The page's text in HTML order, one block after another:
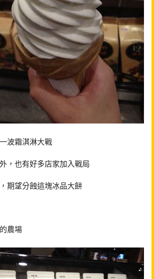
波霜淇淋大戰
，也有好多店家加入戰局
期望分蝕這塊冰品大餅
農場